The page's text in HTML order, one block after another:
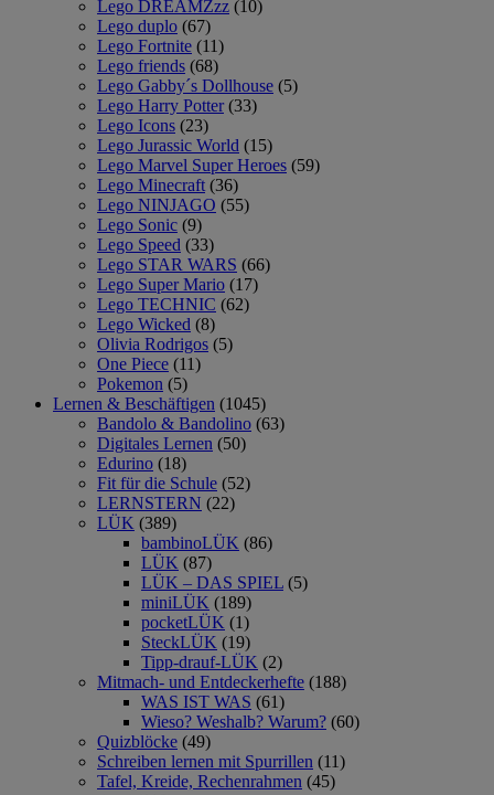
Lego DREAMZzz (10)
Lego duplo (67)
Lego Fortnite (11)
Lego friends (68)
Lego Gabby´s Dollhouse (5)
Lego Harry Potter (33)
Lego Icons (23)
Lego Jurassic World (15)
Lego Marvel Super Heroes (59)
Lego Minecraft (36)
Lego NINJAGO (55)
Lego Sonic (9)
Lego Speed (33)
Lego STAR WARS (66)
Lego Super Mario (17)
Lego TECHNIC (62)
Lego Wicked (8)
Olivia Rodrigos (5)
One Piece (11)
Pokemon (5)
Lernen & Beschäftigen (1045)
Bandolo & Bandolino (63)
Digitales Lernen (50)
Edurino (18)
Fit für die Schule (52)
LERNSTERN (22)
LÜK (389)
bambinoLÜK (86)
LÜK (87)
LÜK – DAS SPIEL (5)
miniLÜK (189)
pocketLÜK (1)
SteckLÜK (19)
Tipp-drauf-LÜK (2)
Mitmach- und Entdeckerhefte (188)
WAS IST WAS (61)
Wieso? Weshalb? Warum? (60)
Quizblöcke (49)
Schreiben lernen mit Spurrillen (11)
Tafel, Kreide, Rechenrahmen (45)